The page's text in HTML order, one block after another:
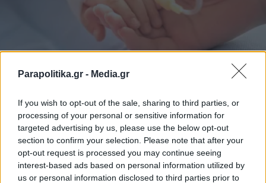
Parapolitika.gr - Media.gr
If you wish to opt-out of the sale, sharing to third parties, or
processing of your personal or sensitive information for
targeted advertising by us, please use the below opt-out
section to confirm your selection. Please note that after your
opt-out request is processed you may continue seeing
interest-based ads based on personal information utilized by
us or personal information disclosed to third parties prior to
ΕΛΛΑΔΑ 29.04.2026 10:27
Κρήτη: Πώς έγινε το ατύχημα με τον
4χρονο που δέχθηκε επίθεση από σκύλο
στα Χανιά - Νοσηλεύεται στη ΜΕΘ του
ΠΑΓΝΗ (Βίντεο)